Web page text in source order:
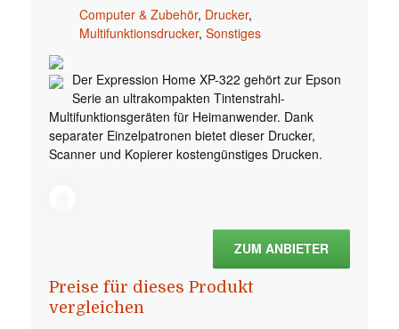
Computer & Zubehör, Drucker,
Multifunktionsdrucker, Sonstiges
Der Expression Home XP-322 gehört zur Epson
Serie an ultrakompakten Tintenstrahl-
Multifunktionsgeräten für Heimanwender. Dank
separater Einzelpatronen bietet dieser Drucker,
Scanner und Kopierer kostengünstiges Drucken.
ZUM ANBIETER
Preise für dieses Produkt
vergleichen